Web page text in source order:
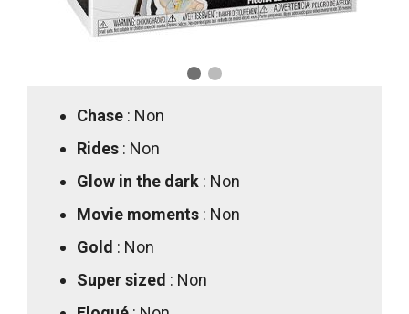
Chase : Non
Rides : Non
Glow in the dark : Non
Movie moments : Non
Gold : Non
Super sized : Non